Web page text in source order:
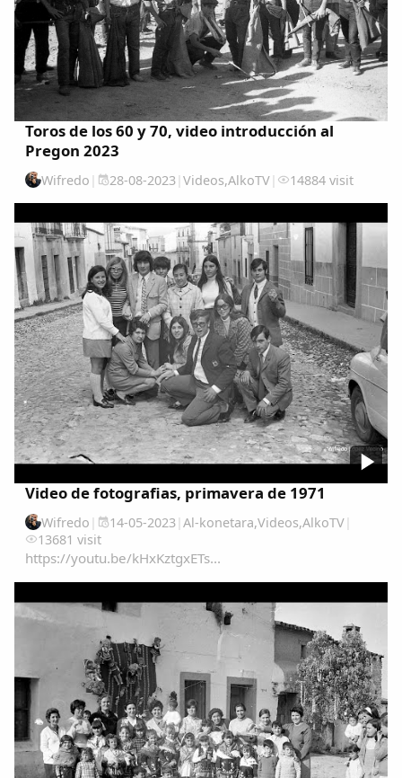
Toros de los 60 y 70, video introducción al
Pregon 2023
Wifredo | 28-08-2023| Videos,AlkoTV| 14884 visit
Video de fotografias, primavera de 1971
Wifredo | 14-05-2023| Al-konetara,Videos,AlkoTV|
13681 visit
https://youtu.be/kHxKztgxETs...